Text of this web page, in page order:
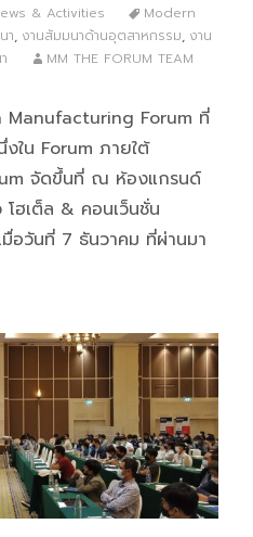
& Activities
Modern
า, งานสัมมนาด้านอุตสาหกรรม, งาน
MM THE FORUM TEAM
Manufacturing Forum ที่
งใน Forum ภายใต้
จัดขึ้นที่ ณ ห้องแกรนด์
ฮเต็ล & คอนเว็นชั่น
มื่อวันที่ 7 ธันวาคม ที่ผ่านมา